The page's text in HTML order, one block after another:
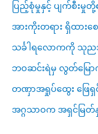
ပြည့်စုံမှုနှင့် ပျက်စီးမှု
အားကိုးတရား ရှိထားစေ
သင်္ခါရလောကကို သုည
ဘဝဆင်းရဲမှ လွတ်မြော
တဏှာအရှုပ်ထွေး ဖြေရှ
အဂ္ဂသာဝက အရှင်မြတ်